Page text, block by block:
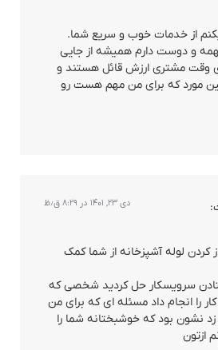
از خدمات خوب و سریع شما.
و دوست دارم همیشه از جایی
وقت مشتری ارزش قائل هستند و
مورد که برای من مهم هست رو
دی ۲۳, ۱۴۰۱ در ۸:۲۹ ق٫ظ
لوله آشپزخانه از شما کمک
سرویسکار حل کردید شخصی که
را انجام داد مسئله ای که برای من
بود که خوشبختانه شما را